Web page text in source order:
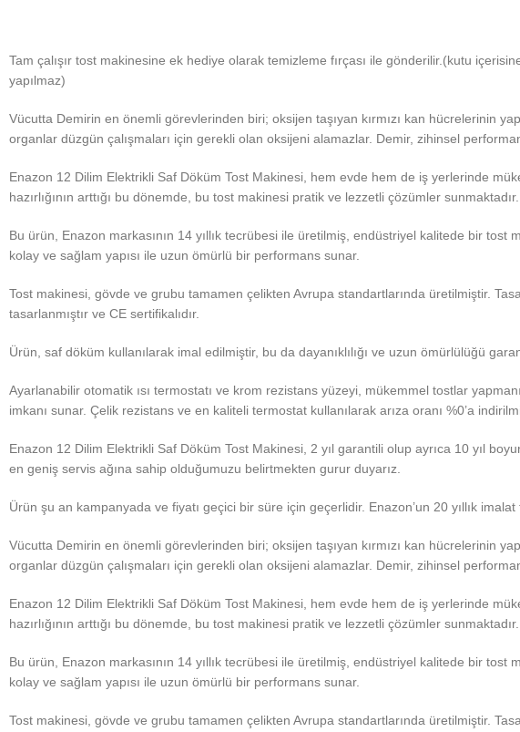
Tam çalışır tost makinesine ek hediye olarak temizleme fırçası ile gönderilir.(kutu
yapılmaz)
Vücutta Demirin en önemli görevlerinden biri; oksijen taşıyan kırmızı kan hücrelerinin
organlar düzgün çalışmaları için gerekli olan oksijeni alamazlar. Demir, zihinsel
Enazon 12 Dilim Elektrikli Saf Döküm Tost Makinesi, hem evde hem de iş yerlerinde
hazırlığının arttığı bu dönemde, bu tost makinesi pratik ve lezzetli çözümler sunmaktadır.
Bu ürün, Enazon markasının 14 yıllık tecrübesi ile üretilmiş, endüstriyel kalitede bir tost
kolay ve sağlam yapısı ile uzun ömürlü bir performans sunar.
Tost makinesi, gövde ve grubu tamamen çelikten Avrupa standartlarında üretilmiştir.
tasarlanmıştır ve CE sertifikalıdır.
Ürün, saf döküm kullanılarak imal edilmiştir, bu da dayanıklılığı ve uzun ömürlülüğü
Ayarlanabilir otomatik ısı termostatı ve krom rezistans yüzeyi, mükemmel tostlar
imkanı sunar. Çelik rezistans ve en kaliteli termostat kullanılarak arıza oranı %0’a
Enazon 12 Dilim Elektrikli Saf Döküm Tost Makinesi, 2 yıl garantili olup ayrıca 10 yıl
en geniş servis ağına sahip olduğumuzu belirtmekten gurur duyarız.
Ürün şu an kampanyada ve fiyatı geçici bir süre için geçerlidir. Enazon’un 20 yıllık
Vücutta Demirin en önemli görevlerinden biri; oksijen taşıyan kırmızı kan hücrelerinin
organlar düzgün çalışmaları için gerekli olan oksijeni alamazlar. Demir, zihinsel
Enazon 12 Dilim Elektrikli Saf Döküm Tost Makinesi, hem evde hem de iş yerlerinde
hazırlığının arttığı bu dönemde, bu tost makinesi pratik ve lezzetli çözümler sunmaktadır.
Bu ürün, Enazon markasının 14 yıllık tecrübesi ile üretilmiş, endüstriyel kalitede bir tost
kolay ve sağlam yapısı ile uzun ömürlü bir performans sunar.
Tost makinesi, gövde ve grubu tamamen çelikten Avrupa standartlarında üretilmiştir.